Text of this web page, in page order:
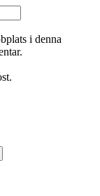
i denna